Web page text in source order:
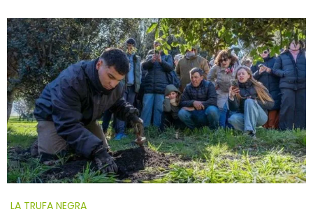
LA TRUFA NEGRA